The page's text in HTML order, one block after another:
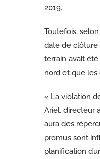
2019.
Toutefois,
date de clôture
terrain avait
nord et que les
« La violation
Ariel, directeur
aura des
promus sont
planification